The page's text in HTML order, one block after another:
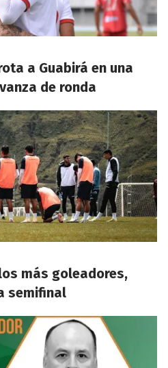
a Guabirá en una
de ronda
más goleadores,
semifinal